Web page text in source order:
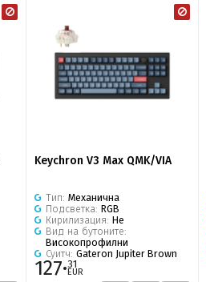
Keychron V3 Max QMK/VIA
Тип: Механична
Подсветка: RGB
Кирилизация: Не
Вид на бутоните:
Високопрофилни
Суитч: Gateron Jupiter Brown
127·31
EUR